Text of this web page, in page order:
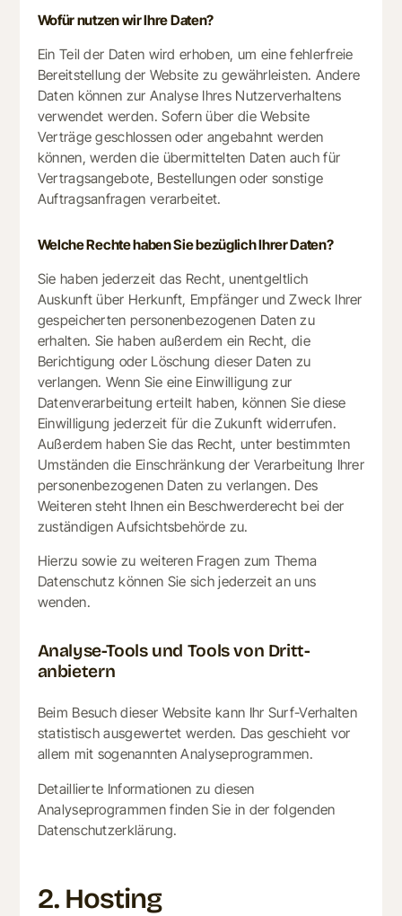
Wofür nutzen wir Ihre Daten?
Ein Teil der Daten wird erhoben, um eine fehlerfreie
Bereitstellung der Website zu gewährleisten. Andere
Daten können zur Analyse Ihres Nutzerverhaltens
verwendet werden. Sofern über die Website
Verträge geschlossen oder angebahnt werden
können, werden die übermittelten Daten auch für
Vertragsangebote, Bestellungen oder sonstige
Auftragsanfragen verarbeitet.
Welche Rechte haben Sie bezüglich Ihrer Daten?
Sie haben jederzeit das Recht, unentgeltlich
Auskunft über Herkunft, Empfänger und Zweck Ihrer
gespeicherten personenbezogenen Daten zu
erhalten. Sie haben außerdem ein Recht, die
Berichtigung oder Löschung dieser Daten zu
verlangen. Wenn Sie eine Einwilligung zur
Datenverarbeitung erteilt haben, können Sie diese
Einwilligung jederzeit für die Zukunft widerrufen.
Außerdem haben Sie das Recht, unter bestimmten
Umständen die Einschränkung der Verarbeitung Ihrer
personenbezogenen Daten zu verlangen. Des
Weiteren steht Ihnen ein Beschwerderecht bei der
zuständigen Aufsichtsbehörde zu.
Hierzu sowie zu weiteren Fragen zum Thema
Datenschutz können Sie sich jederzeit an uns
wenden.
Analyse-Tools und Tools von Dritt­
anbietern
Beim Besuch dieser Website kann Ihr Surf-Verhalten
statistisch ausgewertet werden. Das geschieht vor
allem mit sogenannten Analyseprogrammen.
Detaillierte Informationen zu diesen
Analyseprogrammen finden Sie in der folgenden
Datenschutzerklärung.
2. Hosting